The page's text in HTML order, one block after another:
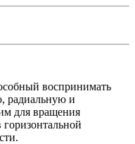
воспринимать
радиальную и
для вращения